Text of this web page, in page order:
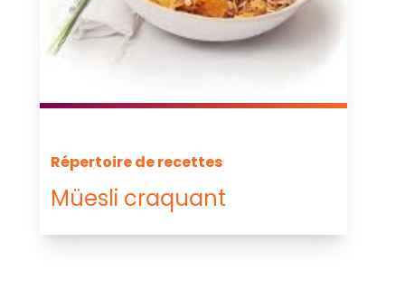
Répertoire de recettes
Müesli craquant